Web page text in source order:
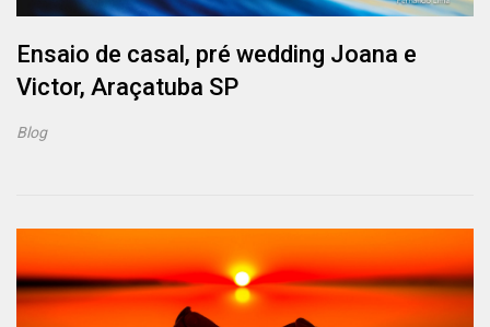
Ensaio de casal, pré wedding Joana e
Victor, Araçatuba SP
Blog